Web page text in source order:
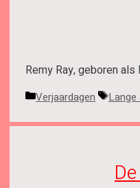
Remy Ray, geboren
Categorieën
Verjaardagen Tags